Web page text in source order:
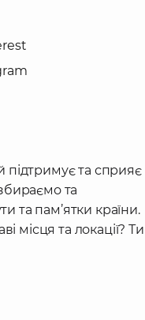
підтримує та сприяє
та
та пам’ятки країни.
місця та локації? Ти